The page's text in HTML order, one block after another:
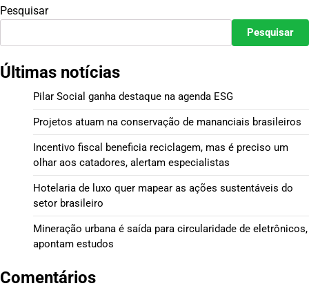
Pesquisar
Pesquisar
Últimas notícias
Pilar Social ganha destaque na agenda ESG
Projetos atuam na conservação de mananciais brasileiros
Incentivo fiscal beneficia reciclagem, mas é preciso um
olhar aos catadores, alertam especialistas
Hotelaria de luxo quer mapear as ações sustentáveis do
setor brasileiro
Mineração urbana é saída para circularidade de eletrônicos,
apontam estudos
Comentários